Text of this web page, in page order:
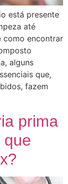
está presente
até
como encontrar
alguns
que,
fazem
prima
que